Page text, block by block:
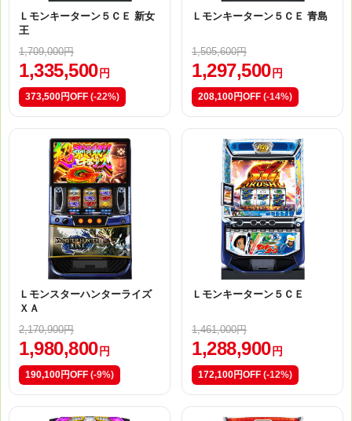
Ｌモンキーターン５ＣＥ 新女
王
1,709,000円
1,335,500 円
373,500円OFF (-22%)
Ｌモンキーターン５ＣＥ 青島
1,505,600円
1,297,500 円
208,100円OFF (-14%)
Ｌモンスターハンターライズ
ＸＡ
2,170,900円
1,980,800 円
190,100円OFF (-9%)
Ｌモンキーターン５ＣＥ
1,461,000円
1,288,900 円
172,100円OFF (-12%)